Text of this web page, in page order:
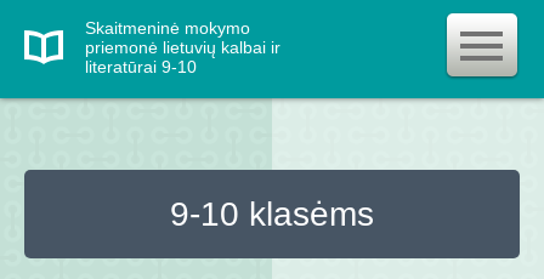
Skaitmeninė mokymo
priemonė lietuvių kalbai ir
literatūrai 9-10
9-10 klasėms